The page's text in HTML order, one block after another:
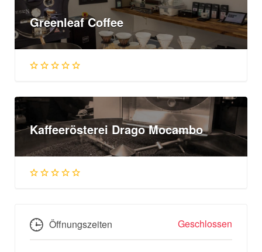
Greenleaf Coffee
Kaffeerösterei Drago Mocambo
Öffnungszeiten Geschlossen